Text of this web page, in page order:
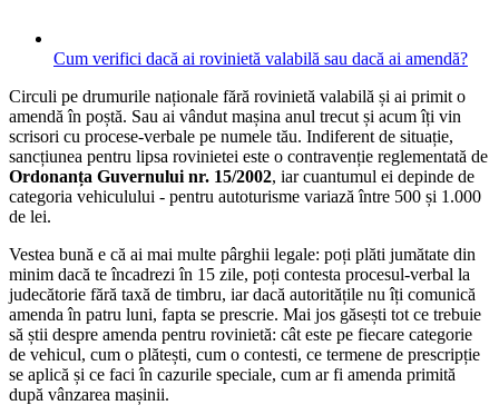
Cum verifici dacă ai rovinietă valabilă sau dacă ai amendă?
Circuli pe drumurile naționale fără rovinietă valabilă și ai primit o
amendă în poștă. Sau ai vândut mașina anul trecut și acum îți vin
scrisori cu procese-verbale pe numele tău. Indiferent de situație,
sancțiunea pentru lipsa rovinietei este o contravenție reglementată de
Ordonanța Guvernului nr. 15/2002, iar cuantumul ei depinde de
categoria vehiculului - pentru autoturisme variază între 500 și 1.000
de lei.
Vestea bună e că ai mai multe pârghii legale: poți plăti jumătate din
minim dacă te încadrezi în 15 zile, poți contesta procesul-verbal la
judecătorie fără taxă de timbru, iar dacă autoritățile nu îți comunică
amenda în patru luni, fapta se prescrie. Mai jos găsești tot ce trebuie
să știi despre amenda pentru rovinietă: cât este pe fiecare categorie
de vehicul, cum o plătești, cum o contesti, ce termene de prescripție
se aplică și ce faci în cazurile speciale, cum ar fi amenda primită
după vânzarea mașinii.